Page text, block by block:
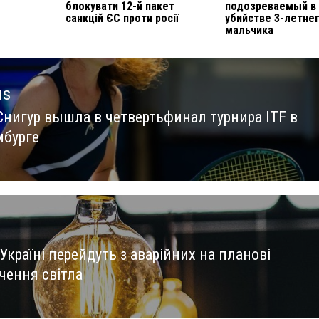
блокувати 12-й пакет
санкцій ЄС проти росії
подозреваемый в
убийстве 3-
мальчика
вышла в четвертьфинал турнира ITF в
перейдуть з аварійних на планові
світла